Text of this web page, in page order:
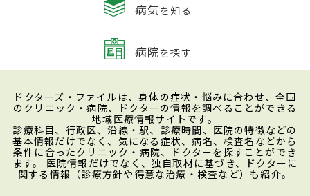
病気を知る
病院を探す
ドクターズ・ファイルは、身体の症状・悩みに合わせ、全国
のクリニック・病院、ドクターの情報を調べることができる
地域医療情報サイトです。
診療科目、行政区、沿線・駅、診療時間、医院の特徴などの
基本情報だけでなく、気になる症状、病名、検査名などから
条件に合ったクリニック・病院、ドクターを探すことができ
ます。 医院情報だけでなく、独自取材に基づき、ドクターに
関する情報（診療方針や得意な治療・検査など）も紹介。